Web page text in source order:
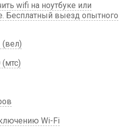
wifi на ноутбуке или
Бесплатный выезд опытного
(вел)
Wi-Fi